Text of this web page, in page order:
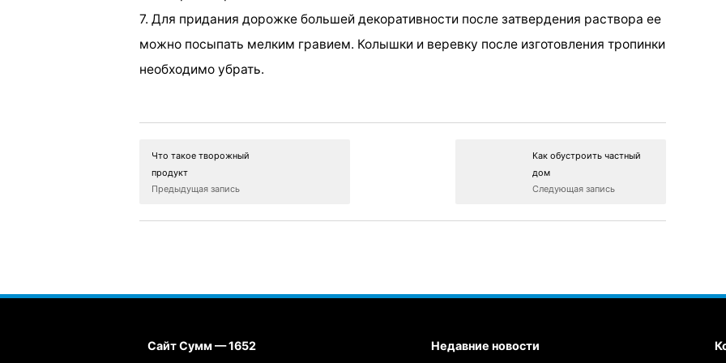
7. Для придания дорожке большей декоративности после затвердения раствора ее
можно посыпать мелким гравием. Колышки и веревку после изготовления тропинки
необходимо убрать.
Что такое творожный
продукт
Предыдущая запись
Как обустроить частный
дом
Следующая запись
Сайт Сумм — 1652 Недавние новости